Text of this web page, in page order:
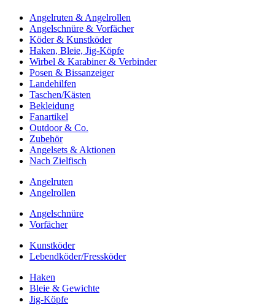
Angelruten & Angelrollen
Angelschnüre & Vorfächer
Köder & Kunstköder
Haken, Bleie, Jig-Köpfe
Wirbel & Karabiner & Verbinder
Posen & Bissanzeiger
Landehilfen
Taschen/Kästen
Bekleidung
Fanartikel
Outdoor & Co.
Zubehör
Angelsets & Aktionen
Nach Zielfisch
Angelruten
Angelrollen
Angelschnüre
Vorfächer
Kunstköder
Lebendköder/Fressköder
Haken
Bleie & Gewichte
Jig-Köpfe